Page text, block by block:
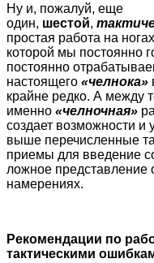
Ну и, пожалуй, еще
один, шестой,
простая работа на
которой мы постоянно
постоянно
настоящего «челнока»
крайне редко. А между
именно «челночная»
создает возможности и
выше перечисленные
приемы для введение
ложное представление
намерениях.
Рекомендации по
тактическими